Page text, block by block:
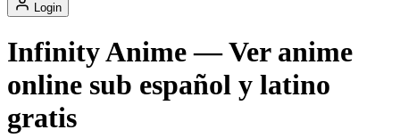
Login
Infinity Anime — Ver anime
online sub español y latino
gratis